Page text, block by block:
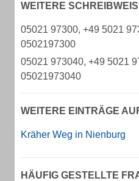
WEITERE
05021 97300, +49 5021
0502197300
05021 973040, +49 5021
05021973040
WEITERE EINTRÄGE
Kräher Weg in Nienburg
HÄUFIG GESTELLTE